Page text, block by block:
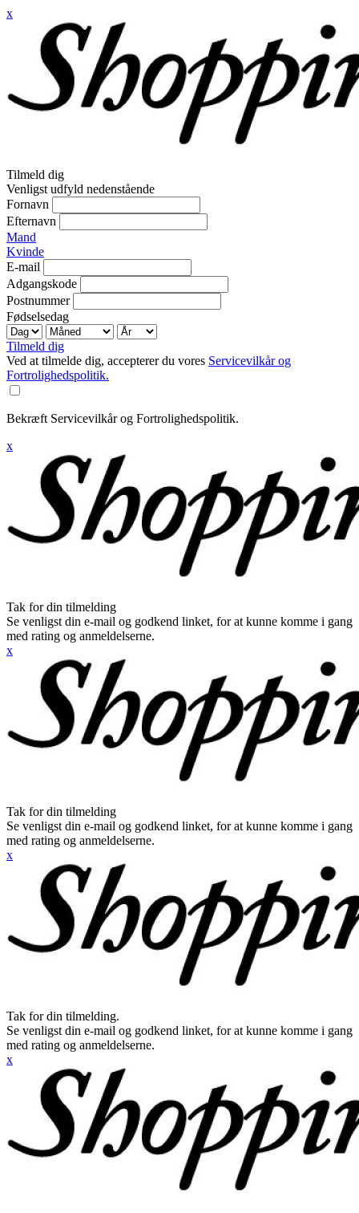
x
Tilmeld dig
Venligst udfyld nedenstående
Fornavn
Efternavn
Mand
Kvinde
E-mail
Adgangskode
Postnummer
Fødselsedag
Tilmeld dig
Ved at tilmelde dig, accepterer du vores Servicevilkår og
Fortrolighedspolitik.
Bekræft Servicevilkår og Fortrolighedspolitik.
x
Tak for din tilmelding
Se venligst din e-mail og godkend linket, for at kunne komme i gang
med rating og anmeldelserne.
x
Tak for din tilmelding
Se venligst din e-mail og godkend linket, for at kunne komme i gang
med rating og anmeldelserne.
x
Tak for din tilmelding.
Se venligst din e-mail og godkend linket, for at kunne komme i gang
med rating og anmeldelserne.
x